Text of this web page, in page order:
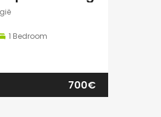
1 Bedroom
700€